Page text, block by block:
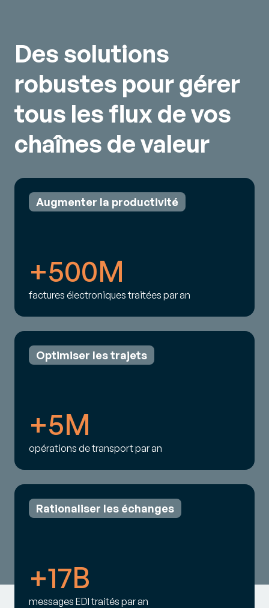
Des solutions
robustes pour gérer
tous les flux de vos
chaînes de valeur
Augmenter la productivité
+500M
factures électroniques traitées par an
Optimiser les trajets
+5M
opérations de transport par an
Rationaliser les échanges
+17B
messages EDI traités par an